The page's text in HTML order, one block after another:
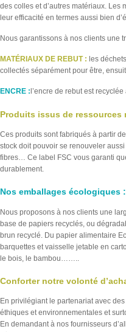
des colles et d’autres matériaux.
leur efficacité en termes aussi bien
Nous garantissons à nos clients une
MATÉRIAUX DE REBUT : les
collectés séparément pour être,
ENCRE : l’encre de rebut est
Produits issus de ressources
Ces produits sont fabriqués à partir
stock doit pouvoir se renouveler
fibres… Ce label FSC vous garanti
durablement.
Nos emballages écologiques :
Nous proposons à nos clients une
base de papiers recyclés, ou
brun recyclé. Du papier alimentaire
barquettes et vaisselle jetable en
le bois, le bambou……..
Conforter notre volonté
En privilégiant le partenariat avec
éthiques et environnementales et
En demandant à nos fournisseurs